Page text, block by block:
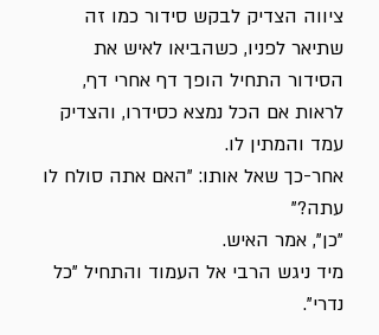
ציווה הצדיק לבקש סידור כמו זה
שתיאר לפניו, כשהביאו לאיש את
הסידור התחיל הופך דף אחרי דף,
לראות אם הכל נמצא כסידרו, והצדיק
עמד והמתין לו.
אחר-כך שאל אותו: "האם אתה סולח לו
עתה?"
"כן", אמר האיש.
מיד ניגש הרבי אל העמוד והתחיל "כל
נדרי".